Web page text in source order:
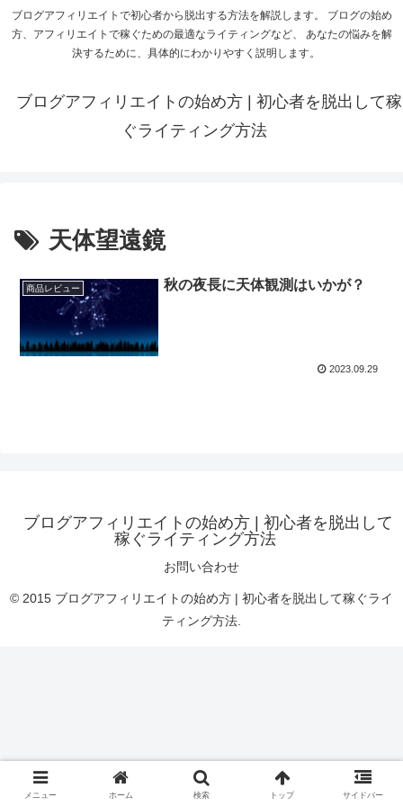
ブログアフィリエイトで初心者から脱出する方法を解説します。 ブログの始め
方、アフィリエイトで稼ぐための最適なライティングなど、 あなたの悩みを解
決するために、具体的にわかりやすく説明します。
ブログアフィリエイトの始め方 | 初心者を脱出して稼
ぐライティング方法
天体望遠鏡
商品レビュー 秋の夜長に天体観測はいかが？
2023.09.29
ブログアフィリエイトの始め方 | 初心者を脱出して
稼ぐライティング方法
お問い合わせ
© 2015 ブログアフィリエイトの始め方 | 初心者を脱出して稼ぐライ
ティング方法.
メニュー ホーム 検索 トップ サイドバー